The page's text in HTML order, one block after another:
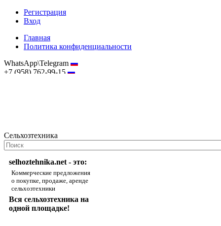
Регистрация
Вход
Главная
Политика конфиденциальности
WhatsApp\Telegram
+7 (958) 762-99-15
Сельхозтехника
selhoztehnika.net - это:
Коммерческие предложения
о покупке, продаже, аренде
сельхозтехники
Вся сельхозтехника на
одной площадке!